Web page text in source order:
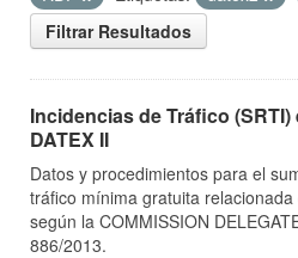
Filtrar Resultados
Incidencias de Tráfico
DATEX II
Datos y procedimientos para el
tráfico mínima gratuita
según la COMMISSION
886/2013.